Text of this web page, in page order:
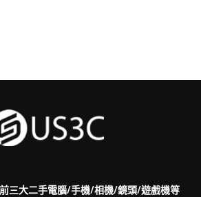
前三大二手電腦/手機/相機/鏡頭/遊戲機等